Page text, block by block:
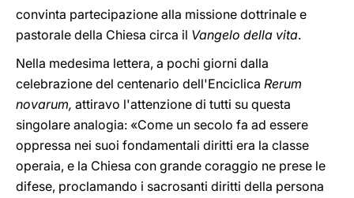
convinta partecipazione alla missione dottrinale e
pastorale della Chiesa circa il Vangelo della vita.
Nella medesima lettera, a pochi giorni dalla
celebrazione del centenario dell'Enciclica Rerum
novarum, attiravo l'attenzione di tutti su questa
singolare analogia: «Come un secolo fa ad essere
oppressa nei suoi fondamentali diritti era la classe
operaia, e la Chiesa con grande coraggio ne prese le
difese, proclamando i sacrosanti diritti della persona